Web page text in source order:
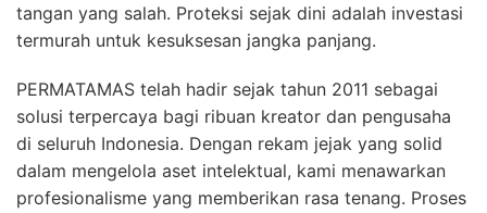
tangan yang salah. Proteksi sejak dini adalah investasi
termurah untuk kesuksesan jangka panjang.
PERMATAMAS telah hadir sejak tahun 2011 sebagai
solusi terpercaya bagi ribuan kreator dan pengusaha
di seluruh Indonesia. Dengan rekam jejak yang solid
dalam mengelola aset intelektual, kami menawarkan
profesionalisme yang memberikan rasa tenang. Proses